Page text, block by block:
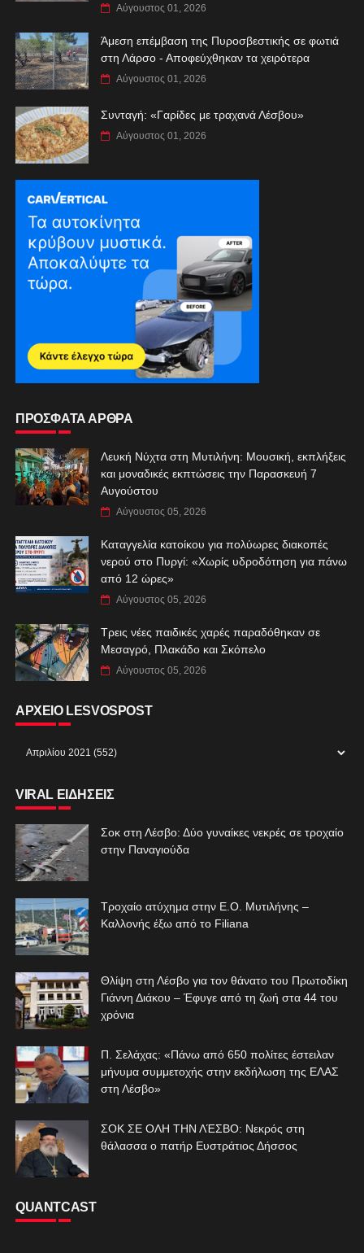
Αύγουστος 01, 2026
Άμεση επέμβαση της Πυροσβεστικής σε φωτιά
στη Λάρσο - Αποφεύχθηκαν τα χειρότερα
Αύγουστος 01, 2026
Συνταγή: «Γαρίδες με τραχανά Λέσβου»
Αύγουστος 01, 2026
ΠΡΟΣΦΑΤΑ ΑΡΘΡΑ
Λευκή Νύχτα στη Μυτιλήνη: Μουσική, εκπλήξεις
και μοναδικές εκπτώσεις την Παρασκευή 7
Αυγούστου
Αύγουστος 05, 2026
Καταγγελία κατοίκου για πολύωρες διακοπές
νερού στο Πυργί: «Χωρίς υδροδότηση για πάνω
από 12 ώρες»
Αύγουστος 05, 2026
Τρεις νέες παιδικές χαρές παραδόθηκαν σε
Μεσαγρό, Πλακάδο και Σκόπελο
Αύγουστος 05, 2026
ΑΡΧΕΙΟ LESVOSPOST
VIRAL ΕΙΔΗΣΕΙΣ
Σοκ στη Λέσβο: Δύο γυναίκες νεκρές σε τροχαίο
στην Παναγιούδα
Τροχαίο ατύχημα στην Ε.Ο. Μυτιλήνης –
Καλλονής έξω από το Filiana
Θλίψη στη Λέσβο για τον θάνατο του Πρωτοδίκη
Γιάννη Διάκου – Έφυγε από τη ζωή στα 44 του
χρόνια
Π. Σελάχας: «Πάνω από 650 πολίτες έστειλαν
μήνυμα συμμετοχής στην εκδήλωση της ΕΛΑΣ
στη Λέσβο»
ΣΟΚ ΣΕ ΟΛΗ ΤΗΝ ΛΈΣΒΟ: Νεκρός στη
θάλασσα ο πατήρ Ευστράτιος Δήσσος
QUANTCAST